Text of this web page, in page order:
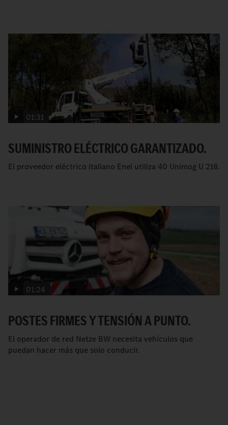
01:31
SUMINISTRO ELÉCTRICO GARANTIZADO.
El proveedor eléctrico italiano Enel utiliza 40 Unimog U 218.
01:24
POSTES FIRMES Y TENSIÓN A PUNTO.
El operador de red Netze BW necesita vehículos que
puedan hacer más que solo conducir.